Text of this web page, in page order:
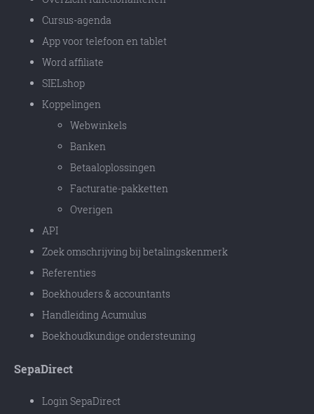
Cursus-agenda
App voor telefoon en tablet
Word affiliate
SIELshop
Koppelingen
Webwinkels
Banken
Betaaloplossingen
Facturatie-pakketten
Overigen
API
Zoek omschrijving bij betalingskenmerk
Referenties
Boekhouders & accountants
Handleiding Acumulus
Boekhoudkundige ondersteuning
SepaDirect
Login SepaDirect